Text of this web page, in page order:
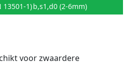
13501-1)b,s1,d0 (2-6mm)
voor zwaardere